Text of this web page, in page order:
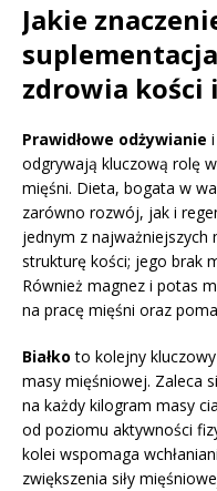
Jakie
zdrowia kości
Prawidłowe odżywianie i
odgrywają kluczową rolę
mięśni. Dieta, bogata w
zarówno rozwój, jak i
jednym z najważniejszych
strukturę kości; jego brak
Również magnez i potas
na pracę mięśni oraz
Białko to kolejny
masy mięśniowej. Zaleca
na każdy kilogram masy
od poziomu aktywności
kolei wspomaga
zwiększenia siły